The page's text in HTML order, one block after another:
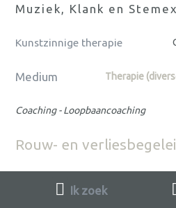
Muziek, Klank en
Kunstzinnige therapie
Medium Therapie
Coaching - Loopbaancoaching
Rouw- en
Ik zoek